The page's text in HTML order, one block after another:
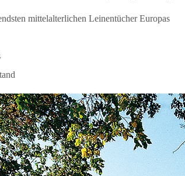
mittelalterlichen Leinentücher Europas